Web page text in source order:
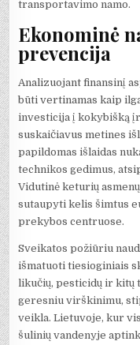
transportavimo namo.
Ekonominė
prevencija
Analizuojant finansinį
būti vertinamas kaip
investicija į kokybišką
suskaičiavus metines
papildomas išlaidas
technikos gedimus,
Vidutinė keturių
sutaupyti kelis šimtus
prekybos centruose.
Sveikatos požiūriu
išmatuoti tiesioginiais
likučių, pesticidų ir kitų
geresniu virškinimu,
veikla. Lietuvoje, kur
šulinių vandenyje